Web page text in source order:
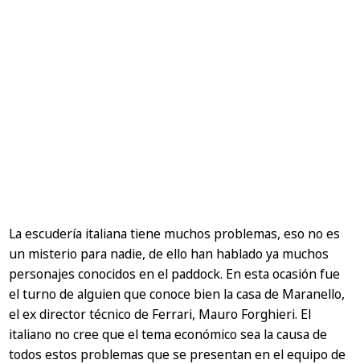
La escudería italiana tiene muchos problemas, eso no es
un misterio para nadie, de ello han hablado ya muchos
personajes conocidos en el paddock. En esta ocasión fue
el turno de alguien que conoce bien la casa de Maranello,
el ex director técnico de Ferrari, Mauro Forghieri. El
italiano no cree que el tema económico sea la causa de
todos estos problemas que se presentan en el equipo de